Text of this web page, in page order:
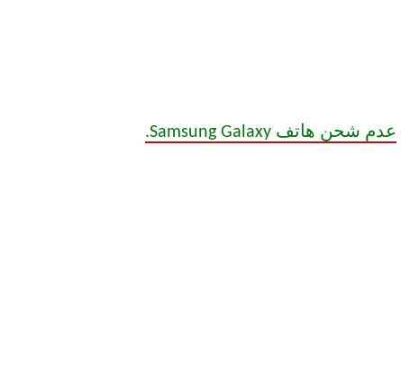
عدم شحن هاتف Samsung Galaxy.